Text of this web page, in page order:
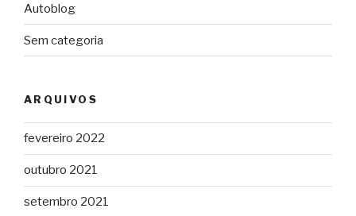
Autoblog
Sem categoria
ARQUIVOS
fevereiro 2022
outubro 2021
setembro 2021